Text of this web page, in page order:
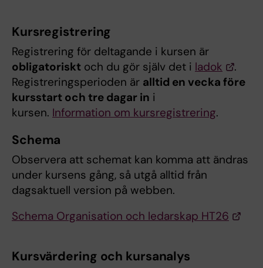
Kursregistrering
Registrering för deltagande i kursen är
obligatoriskt och du gör själv det i ladok
.
Registreringsperioden är alltid en vecka före
kursstart och tre dagar in i
kursen. Information om kursregistrering.
Schema
Observera att schemat kan komma att ändras
under kursens gång, så utgå alltid från
dagsaktuell version på webben.
Schema Organisation och ledarskap HT26
Kursvärdering och kursanalys